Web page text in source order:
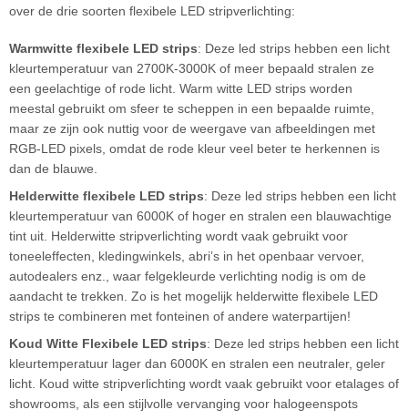
over de drie soorten flexibele LED stripverlichting:
Warmwitte flexibele LED strips: Deze led strips hebben een licht
kleurtemperatuur van 2700K-3000K of meer bepaald stralen ze
een geelachtige of rode licht. Warm witte LED strips worden
meestal gebruikt om sfeer te scheppen in een bepaalde ruimte,
maar ze zijn ook nuttig voor de weergave van afbeeldingen met
RGB-LED pixels, omdat de rode kleur veel beter te herkennen is
dan de blauwe.
Helderwitte flexibele LED strips: Deze led strips hebben een licht
kleurtemperatuur van 6000K of hoger en stralen een blauwachtige
tint uit. Helderwitte stripverlichting wordt vaak gebruikt voor
toneeleffecten, kledingwinkels, abri’s in het openbaar vervoer,
autodealers enz., waar felgekleurde verlichting nodig is om de
aandacht te trekken. Zo is het mogelijk helderwitte flexibele LED
strips te combineren met fonteinen of andere waterpartijen!
Koud Witte Flexibele LED strips: Deze led strips hebben een licht
kleurtemperatuur lager dan 6000K en stralen een neutraler, geler
licht. Koud witte stripverlichting wordt vaak gebruikt voor etalages of
showrooms, als een stijlvolle vervanging voor halogeenspots